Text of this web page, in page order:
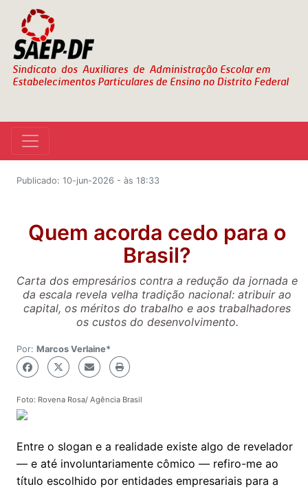
Publicado: 10-jun-2026 - às 18:33
Quem acorda cedo para o
Brasil?
Carta dos empresários contra a redução da jornada e
da escala revela velha tradição nacional: atribuir ao
capital, os méritos do trabalho e aos trabalhadores
os custos do desenvolvimento.
Por: Marcos Verlaine*
Foto: Rovena Rosa/ Agência Brasil
Entre o slogan e a realidade existe algo de revelador
— e até involuntariamente cômico — refiro-me ao
título escolhido por entidades empresariais para a